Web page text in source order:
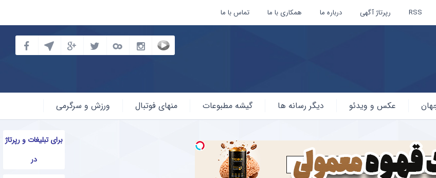
RSS رپرتاژ آگهی درباره ما همکاری با ما تماس با ما
عکس و ویدئو دیگر رسانه ها گیشه مطبوعات منهای فوتبال ورزش و سرگرمی
برای تبلیغات و رپرتاژ
در